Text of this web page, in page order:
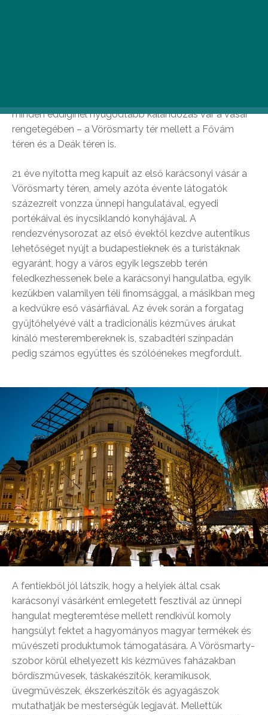
minden eddiginél nyugodtabb kalandozás vár a vásár
rengetegében – a Vörösmarty tér mellett a Fővám
téren és a Deák téren is.
21 éve nyitotta meg kapuit az első karácsonyi vásár a
Vörösmarty téren, amely azóta évente látogatók
százezreit vonzza ünnepi hangulatával, egyedi
portékáival és ínycsiklandó konyhájával. A
rendezvénysorozat az első évektől kezdve autentikus
lehetőséget nyújt a budapestieknek és a turistáknak
egyaránt, hogy a város egyik legszebb terén
feledkezhessenek bele a karácsonyi hangulatba, egyik
kezükben valamilyen téli finomsággal, a másikban meg
a kedvükre eső vásárfiával. Az évek során a forgatag
gyűjtőhelyévé vált a tradicionális kézműves árukat
kínáló mesterembereknek is, szabadtéri színpadán
pedig számos együttes és szólóénekes megfordult.
A fentiekből jól látszik, hogy a helyiek által csak
karácsonyi vásárként emlegetett fesztivál az ünnepi
hangulat megteremtése mellett rendkívül komoly
hangsúlyt fektet a hagyományos magyar termékek és
művészeti produktumok támogatására. A Vörösmarty-
szobor körül elhelyezett kis kézműves faházakban
bőrdíszművesek, táskakészítők, keramikusok,
üvegművészek, ékszerkészítők és agyagászok
mutathatják be mesterségük legjavát. Mellettük